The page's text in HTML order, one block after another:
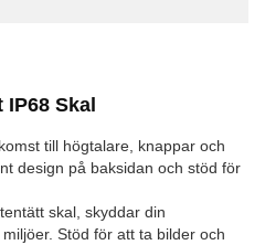
IP68 Skal
till högtalare, knappar och
design på baksidan och stöd för
skal, skyddar din
Stöd för att ta bilder och